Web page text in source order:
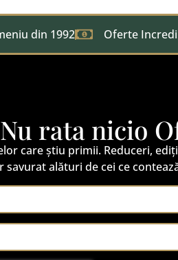
din 1992 Oferte
Nu rata nicio
care știu primii. Reduceri,
alături de cei ce